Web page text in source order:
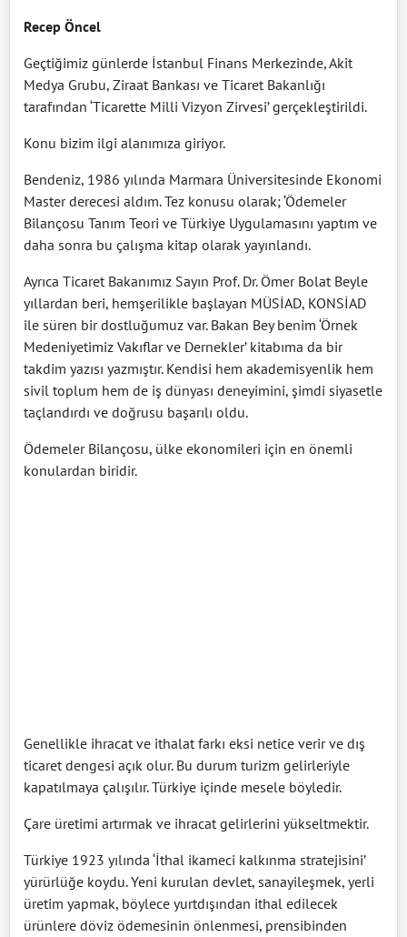
Recep Öncel
Geçtiğimiz günlerde İstanbul Finans Merkezinde, Akit
Medya Grubu, Ziraat Bankası ve Ticaret Bakanlığı
tarafından ‘Ticarette Milli Vizyon Zirvesi’ gerçekleştirildi.
Konu bizim ilgi alanımıza giriyor.
Bendeniz, 1986 yılında Marmara Üniversitesinde Ekonomi
Master derecesi aldım. Tez konusu olarak; ‘Ödemeler
Bilançosu Tanım Teori ve Türkiye Uygulamasını yaptım ve
daha sonra bu çalışma kitap olarak yayınlandı.
Ayrıca Ticaret Bakanımız Sayın Prof. Dr. Ömer Bolat Beyle
yıllardan beri, hemşerilikle başlayan MÜSİAD, KONSİAD
ile süren bir dostluğumuz var. Bakan Bey benim ‘Örnek
Medeniyetimiz Vakıflar ve Dernekler’ kitabıma da bir
takdim yazısı yazmıştır. Kendisi hem akademisyenlik hem
sivil toplum hem de iş dünyası deneyimini, şimdi siyasetle
taçlandırdı ve doğrusu başarılı oldu.
Ödemeler Bilançosu, ülke ekonomileri için en önemli
konulardan biridir.
Genellikle ihracat ve ithalat farkı eksi netice verir ve dış
ticaret dengesi açık olur. Bu durum turizm gelirleriyle
kapatılmaya çalışılır. Türkiye içinde mesele böyledir.
Çare üretimi artırmak ve ihracat gelirlerini yükseltmektir.
Türkiye 1923 yılında ‘İthal ikameci kalkınma stratejisini’
yürürlüğe koydu. Yeni kurulan devlet, sanayileşmek, yerli
üretim yapmak, böylece yurtdışından ithal edilecek
ürünlere döviz ödemesinin önlenmesi, prensibinden